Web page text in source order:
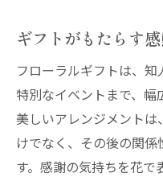
ギフトがもたらす
フローラルギフトは、
特別なイベントまで、幅
美しいアレンジメント
けでなく、その後の関
す。感謝の気持ちを花